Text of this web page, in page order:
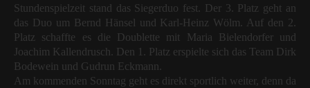
Stundenspielzeit stand das Siegerduo fest. Der 3. Platz geht an
das Duo um Bernd Hänsel und Karl-Heinz Wölm. Auf den 2.
Platz schaffte es die Doublette mit Maria Bielendorfer und
Joachim Kallendrusch. Den 1. Platz erspielte sich das Team Dirk
Bodewein und Gudrun Eckmann.
Am kommenden Sonntag geht es direkt sportlich weiter, denn da